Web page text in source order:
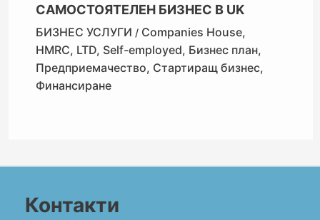
САМОСТОЯТЕЛЕН БИЗНЕС В UK
БИЗНЕС УСЛУГИ / Companies House,
HMRC, LTD, Self-employed, Бизнес план,
Предприемачество, Стартиращ бизнес,
Финансиране
Контакти